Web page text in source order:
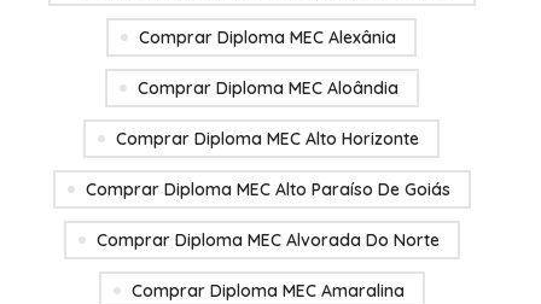
Comprar Diploma MEC Alexânia
Comprar Diploma MEC Aloândia
Comprar Diploma MEC Alto Horizonte
Comprar Diploma MEC Alto Paraíso De Goiás
Comprar Diploma MEC Alvorada Do Norte
Comprar Diploma MEC Amaralina